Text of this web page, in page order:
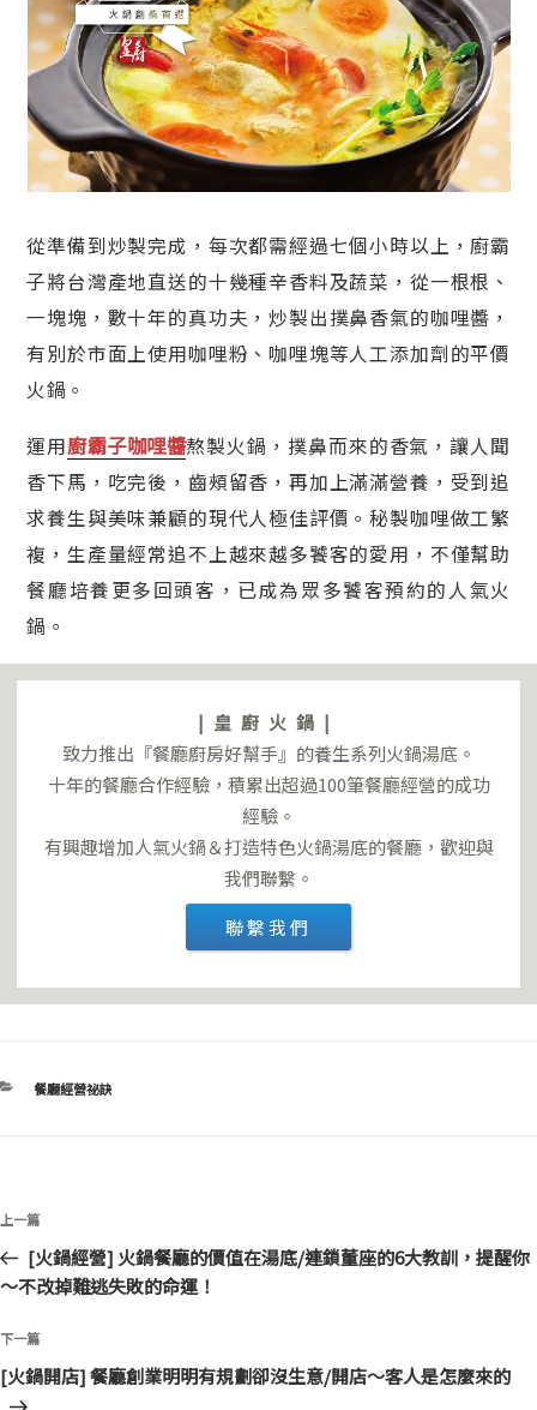
從準備到炒製完成，每次都需經過七個小時以上，廚霸
子將台灣產地直送的十幾種辛香料及蔬菜，從一根根、
一塊塊，數十年的真功夫，炒製出撲鼻香氣的咖哩醬，
有別於市面上使用咖哩粉、咖哩塊等人工添加劑的平價
火鍋。
運用廚霸子咖哩醬熬製火鍋，撲鼻而來的香氣，讓人聞
香下馬，吃完後，齒頰留香，再加上滿滿營養，受到追
求養生與美味兼顧的現代人極佳評價。秘製咖哩做工繁
複，生產量經常追不上越來越多饕客的愛用，不僅幫助
餐廳培養更多回頭客，已成為眾多饕客預約的人氣火
鍋。
|皇廚火鍋|
致力推出『餐廳廚房好幫手』的養生系列火鍋湯底。
十年的餐廳合作經驗，積累出超過100筆餐廳經營的成功
經驗。
有興趣增加人氣火鍋＆打造特色火鍋湯底的餐廳，歡迎與
我們聯繫。
聯繫我們
分
餐廳經營祕訣
文
導
上
一
篇
章
上一篇
[火鍋經營] 火鍋餐廳的價值在湯底/連鎖董座的6大教訓，提醒你
～不改掉難逃失敗的命運！
下
一
下一篇
[火鍋開店] 餐廳創業明明有規劃卻沒生意/開店～客人是怎麼來的